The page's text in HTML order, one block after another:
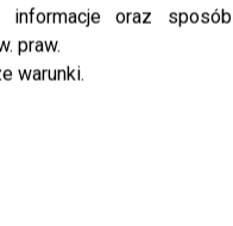
informacje oraz sposób
praw.
warunki.